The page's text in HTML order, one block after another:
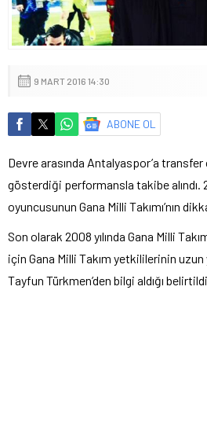
9 MART 2016 14:30
ABONE OL
Devre arasında Antalyaspor’a
gösterdiği performansla takibe alındı.
oyuncusunun Gana Milli Takımı’nın
Son olarak 2008 yılında Gana Milli
için Gana Milli Takım yetkililerinin uzun
Tayfun Türkmen’den bilgi aldığı belirtildi.